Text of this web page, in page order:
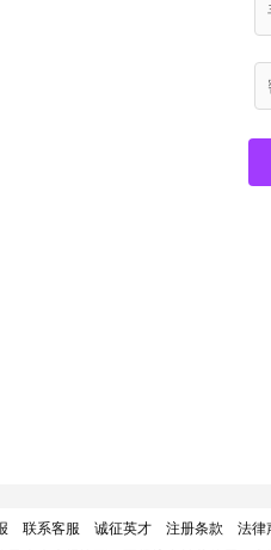
联系客服 诚征英才 注册条款
法律